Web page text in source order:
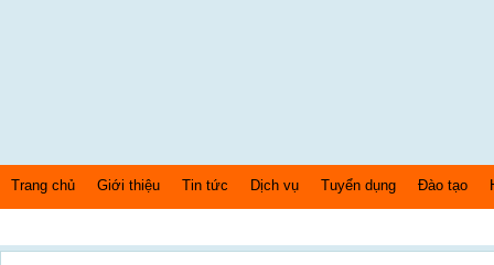
Trang chủ Giới thiệu Tin tức Dịch vụ Tuyển dụng Đào tạo